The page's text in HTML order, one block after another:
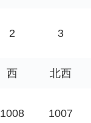
2 3
西 北西
1008 1007